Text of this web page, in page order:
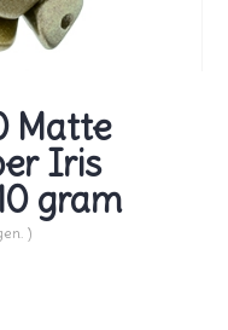
Matte
Iris
gram
)